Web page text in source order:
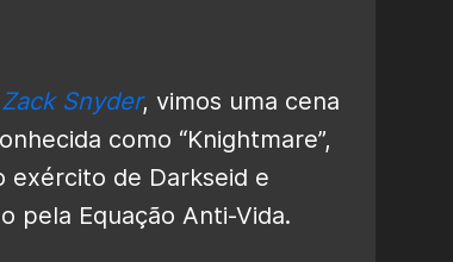
Snyder, vimos uma cena
como “Knightmare”,
exército de Darkseid e
pela Equação Anti-Vida.